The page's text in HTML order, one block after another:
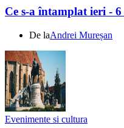
Ce s-a întamplat ieri -
De laAndrei Mureșan
Evenimente si cultura